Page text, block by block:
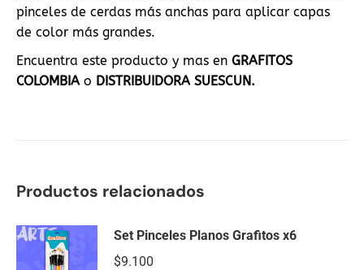
pinceles de cerdas más anchas para aplicar capas
de color más grandes.
Encuentra este producto y mas en GRAFITOS
COLOMBIAo DISTRIBUIDORA SUESCUN.
Productos relacionados
Set Pinceles Planos Grafitos x6
$9.100